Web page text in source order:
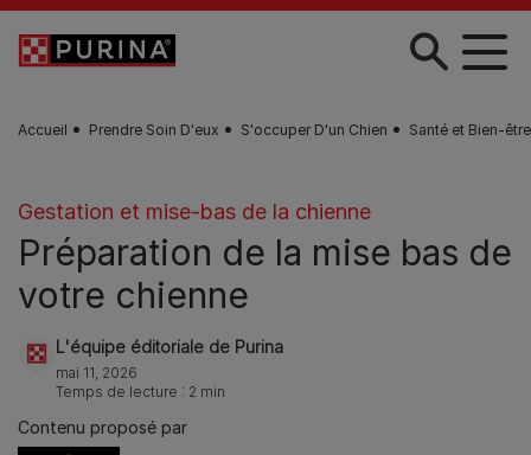
Skip to main content
Accueil Prendre Soin D'eux S'occuper D'un Chien Santé et Bien-
Gestation et mise-bas de la chienne
Préparation de la mise bas de
votre chienne
L'équipe éditoriale de Purina
mai 11, 2026
Temps de lecture : 2 min
Contenu proposé par